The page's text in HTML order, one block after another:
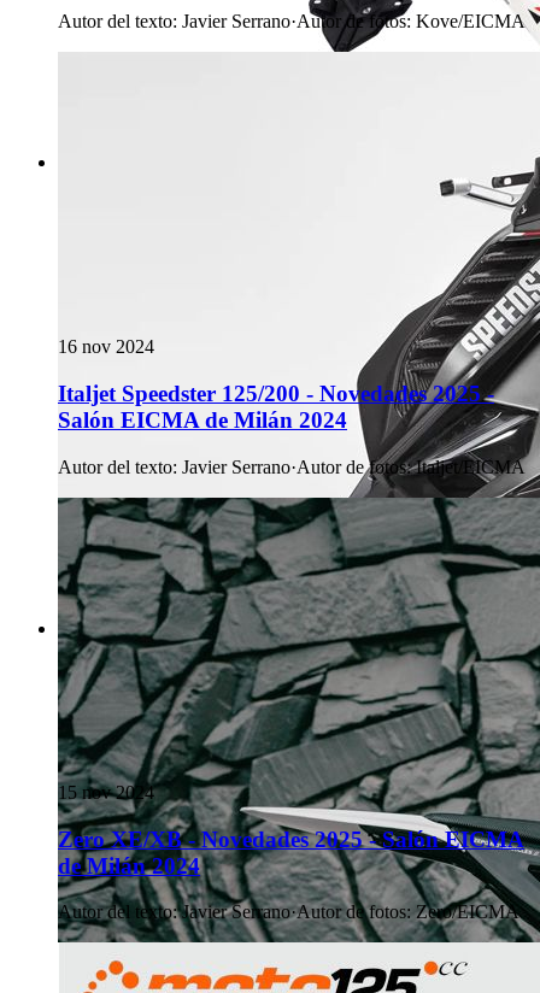
Autor del texto: Javier Serrano·Autor de fotos: Kove/EICMA
16 nov 2024
Italjet Speedster 125/200 - Novedades 2025 -
Salón EICMA de Milán 2024
Autor del texto: Javier Serrano·Autor de fotos: Italjet/EICMA
15 nov 2024
Zero XE/XB - Novedades 2025 - Salón EICMA
de Milán 2024
Autor del texto: Javier Serrano·Autor de fotos: Zero/EICMA